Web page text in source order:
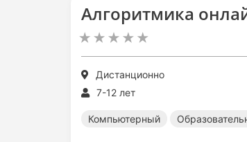
Алгоритмика
Дистанционно
7-12 лет
Компьютерный